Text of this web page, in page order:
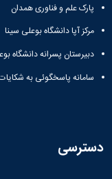
پارک علم و فناوری همدان
مرکز آپا دانشگاه بوعلی سینا
دبیرستان پسرانه دانشگاه
سامانه پاسخگوئی به
دسترسی